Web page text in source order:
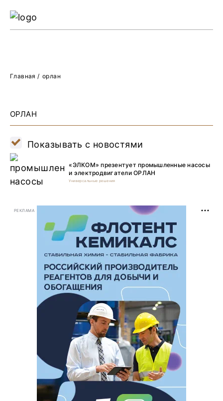
Главная / орлан
ОРЛАН
Показывать с новостями
«ЭЛКОМ» презентует промышленные насосы
и электродвигатели ОРЛАН
Универсальные решения
РЕКЛАМА